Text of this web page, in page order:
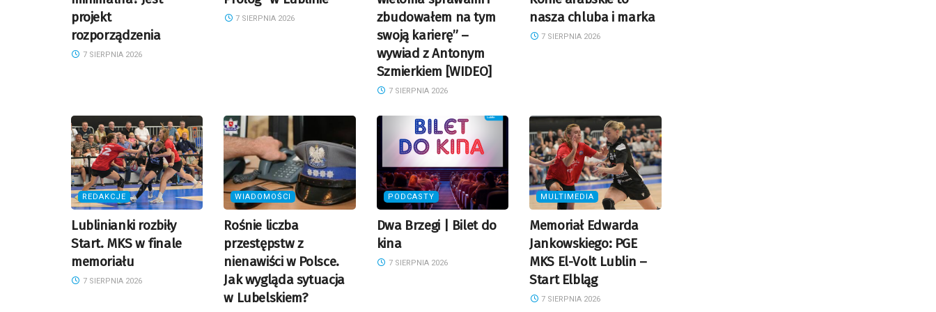
projekt
rozporządzenia
7 SIERPNIA 2026
7 SIERPNIA 2026
zbudowałem na tym
swoją karierę” –
wywiad z Antonym
Szmierkiem [WIDEO]
7 SIERPNIA 2026
nasza chluba i marka
7 SIERPNIA 2026
REDAKCJE
Lublinianki rozbiły
Start. MKS w finale
memoriału
7 SIERPNIA 2026
WIADOMOŚCI
Rośnie liczba
przestępstw z
nienawiści w Polsce.
Jak wygląda sytuacja
w Lubelskiem?
PODCASTY
Dwa Brzegi | Bilet do
kina
7 SIERPNIA 2026
MULTIMEDIA
Memoriał Edwarda
Jankowskiego: PGE
MKS El-Volt Lublin –
Start Elbląg
7 SIERPNIA 2026